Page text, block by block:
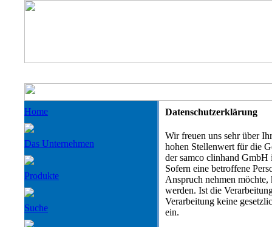
Home
Das Unternehmen
Produkte
Suche
Datenschutzerklärung
Wir freuen uns sehr über
hohen Stellenwert für die
der samco clinhand GmbH
Sofern eine betroffene
Anspruch nehmen
werden. Ist die
Verarbeitung keine
ein.